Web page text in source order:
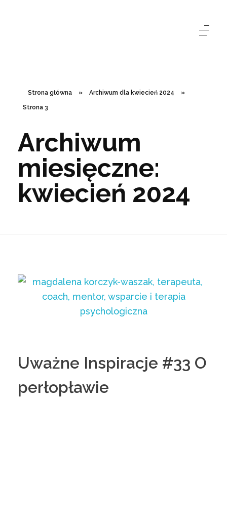
Strona główna » Archiwum dla kwiecień 2024 »
Strona 3
Archiwum
miesięczne:
kwiecień 2024
Uważne Inspiracje #33 O
perłopławie